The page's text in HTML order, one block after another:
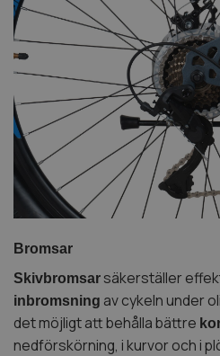
Bromsar
Skivbromsar säkerställer
inbromsning av cykeln under
det möjligt att behålla bättre
nedförskörning, i kurvor och i